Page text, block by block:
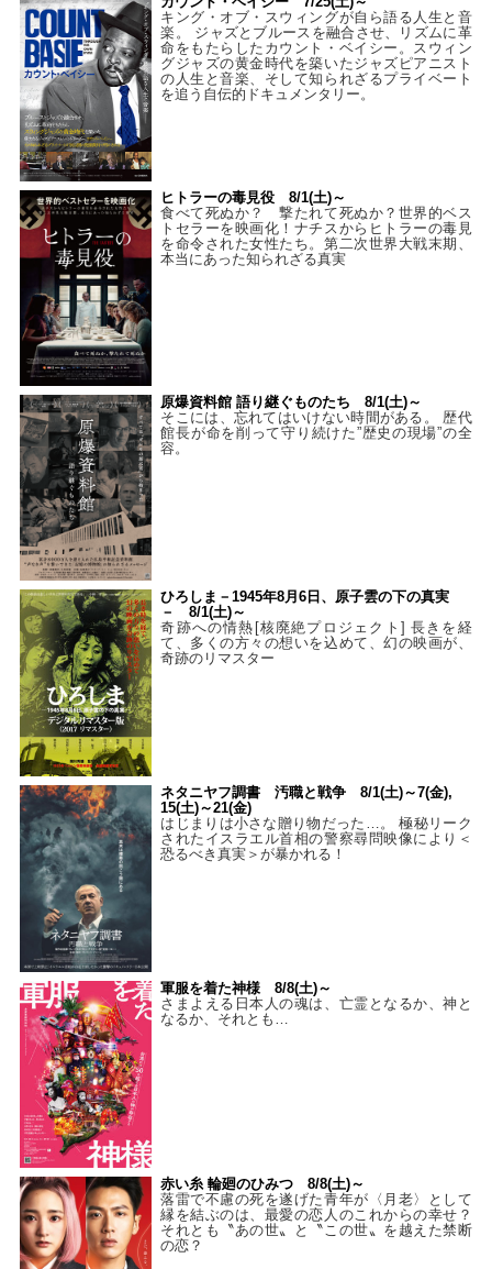
キング・オブ・スウィングが自ら語る人生と音
楽。 ジャズとブルースを融合させ、リズムに革
命をもたらしたカウント・ベイシー。スウィン
グジャズの黄金時代を築いたジャズピアニスト
の人生と音楽、そして知られざるプライベート
を追う自伝的ドキュメンタリー。
ヒトラーの毒見役 8/1(土)～
食べて死ぬか？ 撃たれて死ぬか？世界的ベス
トセラーを映画化！ナチスからヒトラーの毒見
を命令された女性たち。第二次世界大戦末期、
本当にあった知られざる真実
原爆資料館 語り継ぐものたち 8/1(土)～
そこには、忘れてはいけない時間がある。 歴代
館長が命を削って守り続けた”歴史の現場”の全
容。
ひろしま－1945年8月6日、原子雲の下の真実
－ 8/1(土)～
奇跡への情熱[核廃絶プロジェクト] 長きを経
て、多くの方々の想いを込めて、幻の映画が、
奇跡のリマスター
ネタニヤフ調書 汚職と戦争 8/1(土)～7(金),
15(土)～21(金)
はじまりは小さな贈り物だった…。 極秘リーク
されたイスラエル首相の警察尋問映像により＜
恐るべき真実＞が暴かれる！
軍服を着た神様 8/8(土)～
さまよえる日本人の魂は、亡霊となるか、神と
なるか、それとも…
赤い糸 輪廻のひみつ 8/8(土)～
落雷で不慮の死を遂げた青年が〈月老〉として
縁を結ぶのは、最愛の恋人のこれからの幸せ？
それとも〝あの世〟と〝この世〟を越えた禁断
の恋？